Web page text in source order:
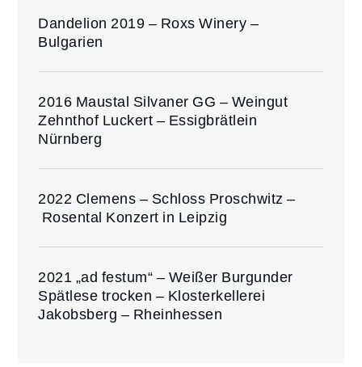
Dandelion 2019 – Roxs Winery –
Bulgarien
2016 Maustal Silvaner GG – Weingut
Zehnthof Luckert – Essigbrätlein
Nürnberg
2022 Clemens – Schloss Proschwitz –
Rosental Konzert in Leipzig
2021 „ad festum“ – Weißer Burgunder
Spätlese trocken – Klosterkellerei
Jakobsberg – Rheinhessen